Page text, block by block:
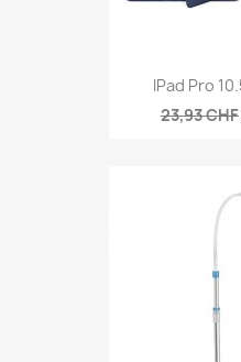
IPad Pro
23,93 CHF